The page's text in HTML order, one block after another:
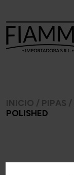
INICIO / PIPAS /
POLISHED